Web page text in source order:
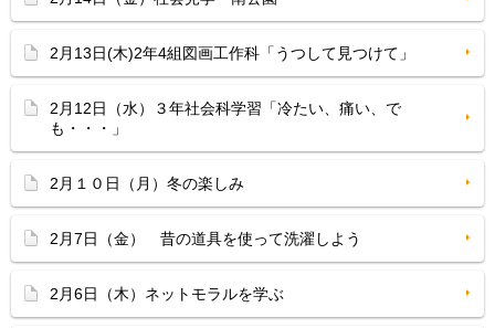
2月13日(木)2年4組図画工作科「うつして見つけて」
2月12日（水）３年社会科学習「冷たい、痛い、で
も・・・」
2月１０日（月）冬の楽しみ
2月7日（金） 昔の道具を使って洗濯しよう
2月6日（木）ネットモラルを学ぶ